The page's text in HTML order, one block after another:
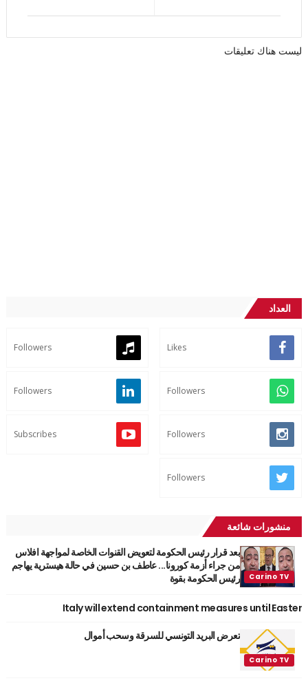
ليست هناك تعليقات
العداد
Likes
Followers
Followers
Followers
Followers
Subscribes
Followers
منشورات شائعة
بعد قرار رئيس الحكومة لتعويض القنوات الخاصة لمواجهة افلاس
من جراء أزمة كورونا... عاطف بن حسين في حالة هيسترية يهاجم
رئيس الحكومة بقوة
Italy will extend containment measures until Easter
تعرض البريد التونسي للسرقة وسحب أموال